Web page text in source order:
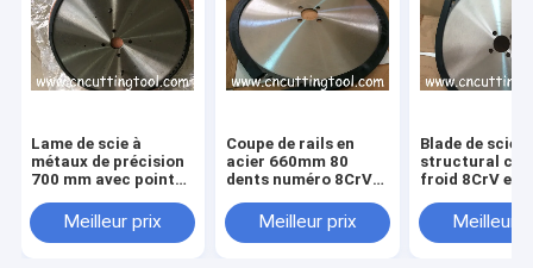
Lame de scie à
métaux de précision
700 mm avec pointe
Meilleur prix
Coupe de rails en
acier 660mm 80
dents numéro 8CrV
tungstène lame de
scie à pointe
Meilleur prix
Blade de scie
structural
froid 8CrV en
tungstène
Meilleur